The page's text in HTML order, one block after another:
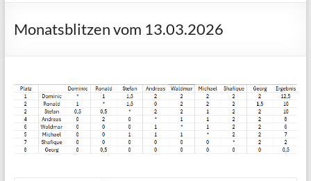
Monatsblitzen vom 13.03.2026